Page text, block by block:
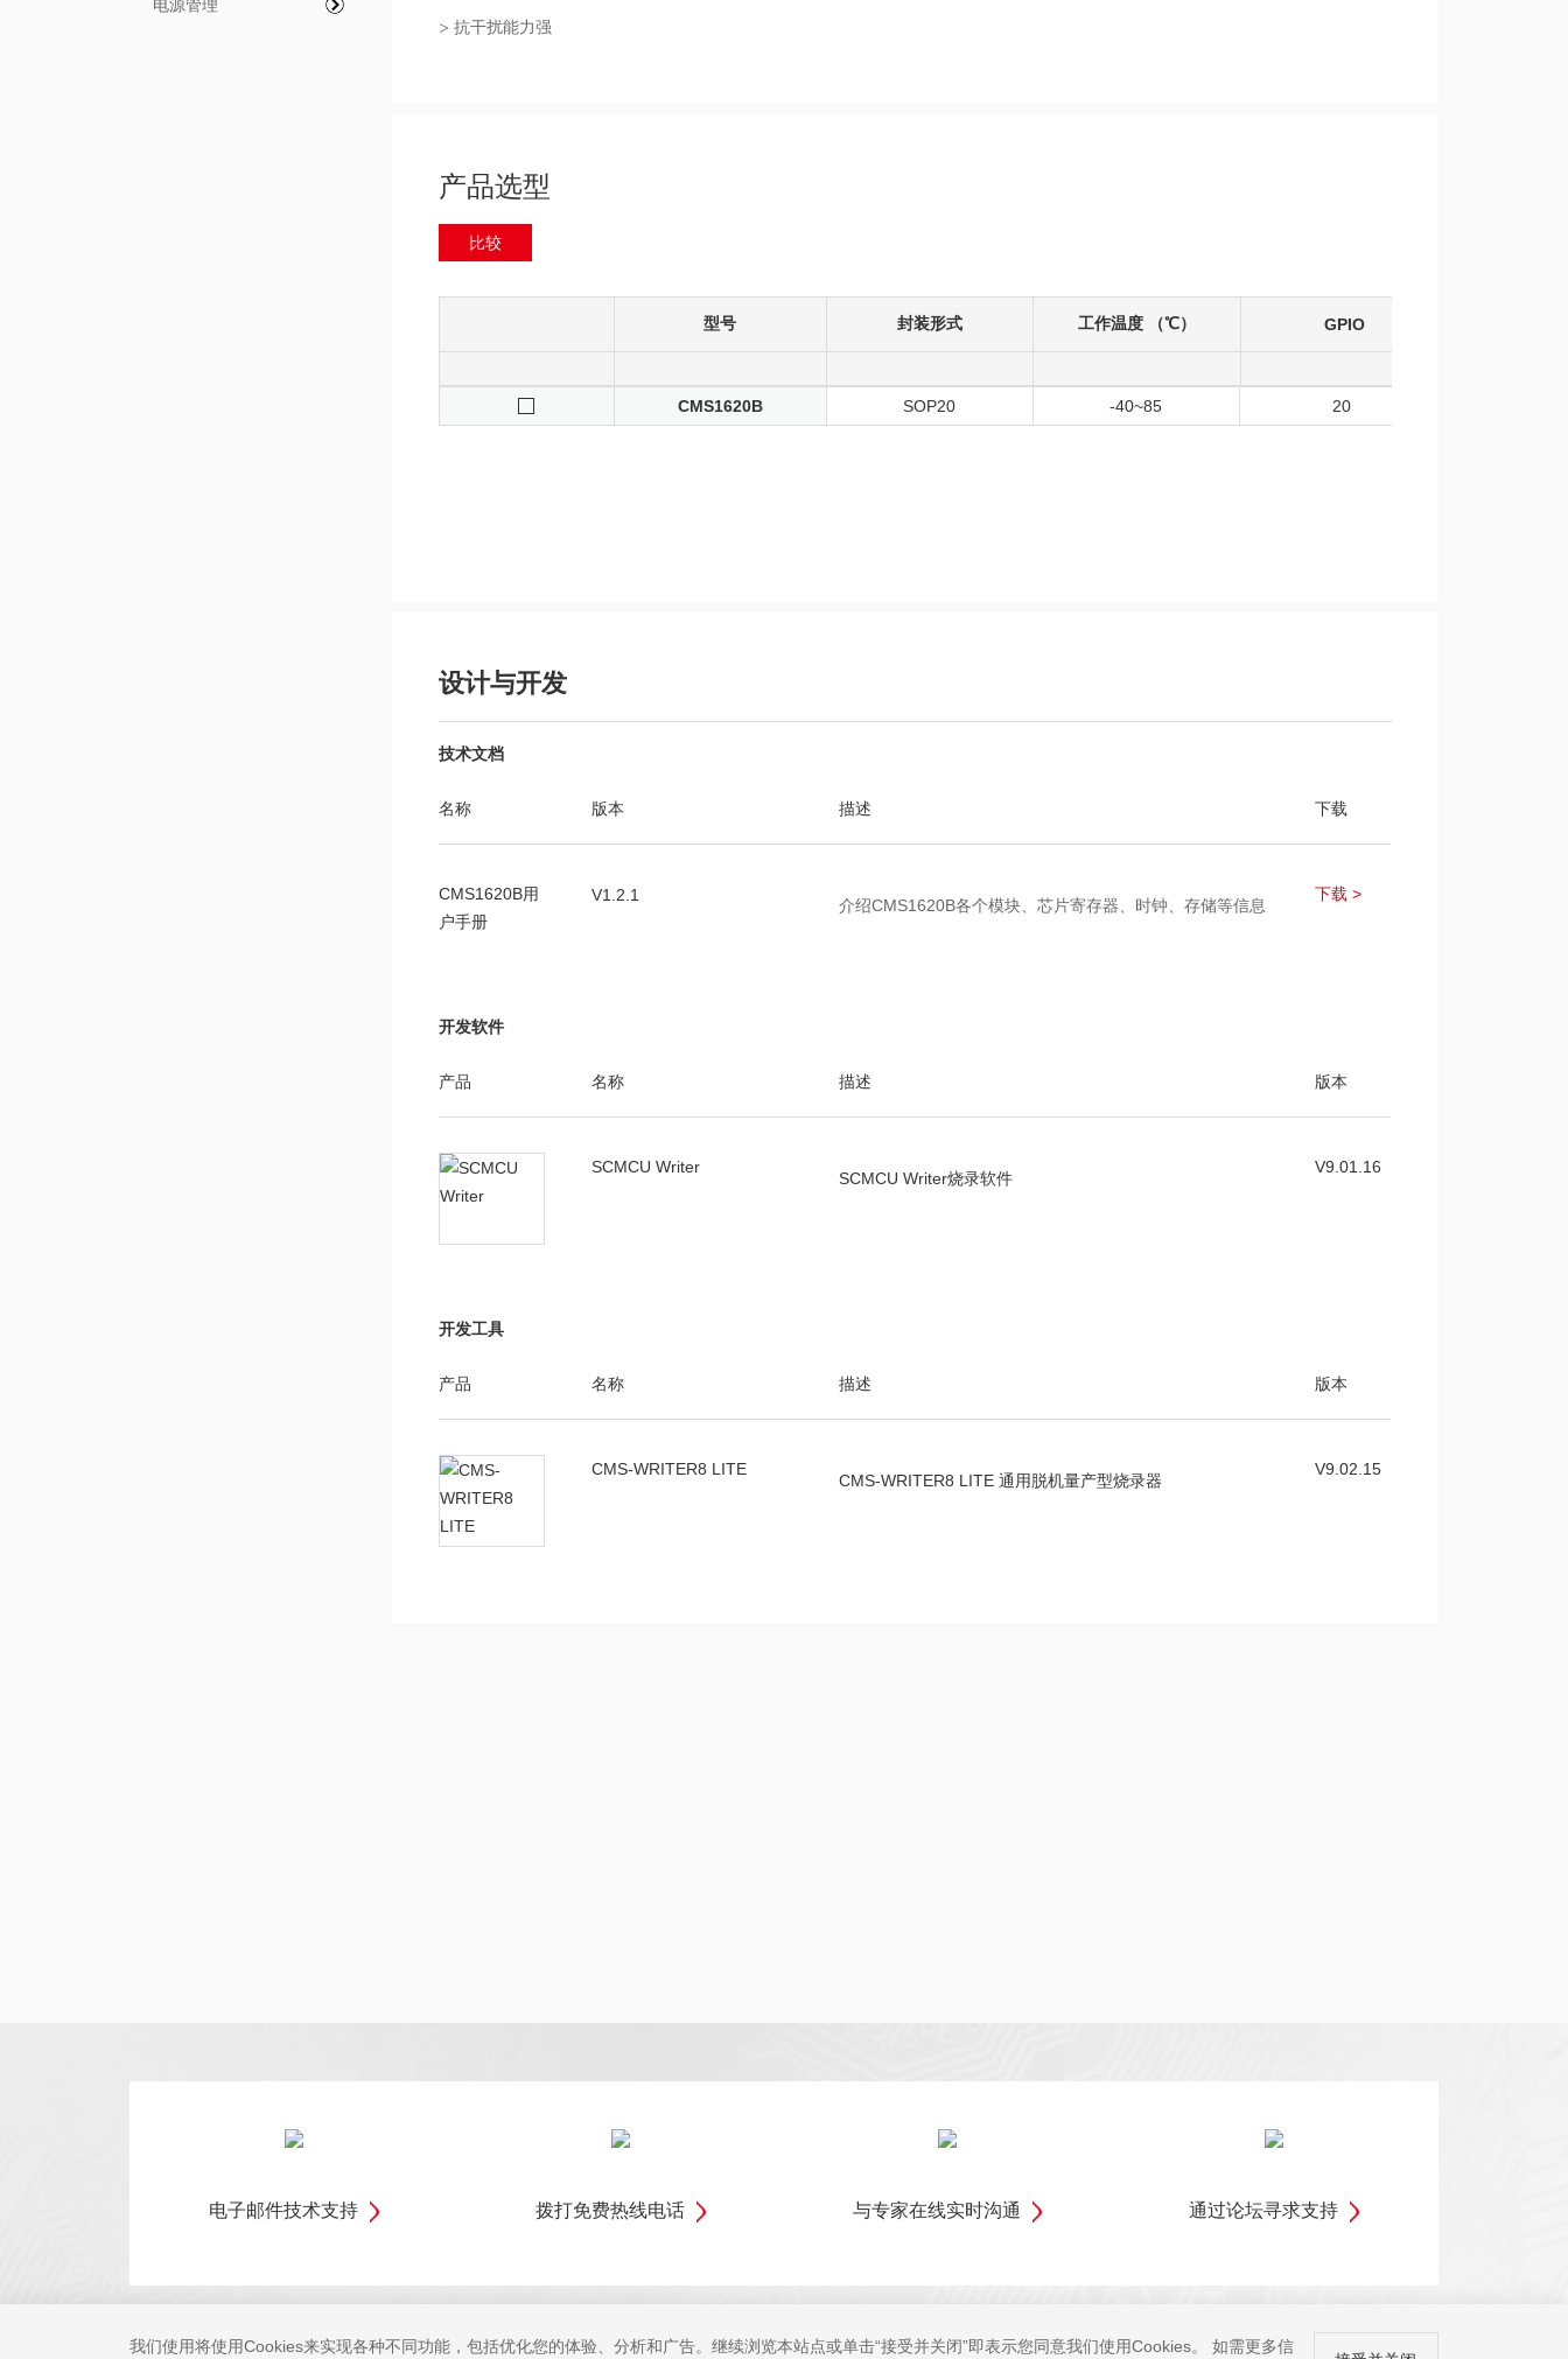
电源管理
> 抗干扰能力强
产品选型
比较
型号 封装形式 工作温度 （℃） GPIO
CMS1620B SOP20 -40~85 20
设计与开发
技术文档
名称 版本 描述 下载
CMS1620B用
户手册
V1.2.1
介绍CMS1620B各个模块、芯片寄存器、时钟、存储等信息
下载 >
开发软件
产品 名称 描述 版本
SCMCU Writer
SCMCU Writer烧录软件
V9.01.16
开发工具
产品 名称 描述 版本
CMS-WRITER8 LITE
CMS-WRITER8 LITE 通用脱机量产型烧录器
V9.02.15
电子邮件技术支持 拨打免费热线电话 与专家在线实时沟通 通过论坛寻求支持
我们使用将使用Cookies来实现各种不同功能，包括优化您的体验、分析和广告。继续浏览本站点或单击“接受并关闭”即表示您同意我们使用Cookies。 如需更多信